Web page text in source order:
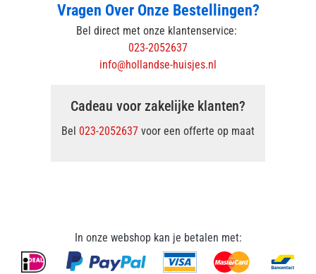
Vragen Over Onze Bestellingen?
Bel direct met onze klantenservice:
023-2052637
info@hollandse-huisjes.nl
Cadeau voor zakelijke klanten?
Bel 023-2052637 voor een offerte op maat
In onze webshop kan je betalen met: